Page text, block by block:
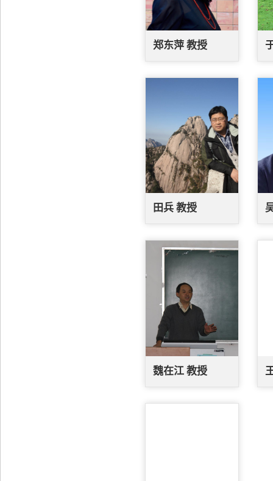
郑东萍 教授
田兵 教授
魏在江 教授